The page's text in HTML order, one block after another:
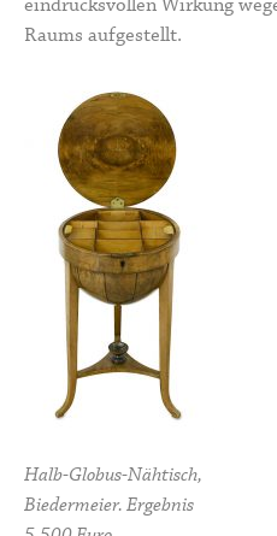
eindrucksvollen Wirkung
Raums aufgestellt.
Halb-Globus-Nähtisch,
Biedermeier. Ergebnis